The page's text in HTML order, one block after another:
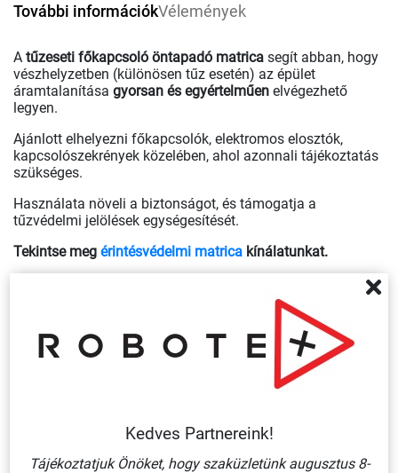
További információkVélemények
A tűzeseti főkapcsoló öntapadó matrica segít abban, hogy
vészhelyzetben (különösen tűz esetén) az épület
áramtalanítása gyorsan és egyértelműen elvégezhető
legyen.
Ajánlott elhelyezni főkapcsolók, elektromos elosztók,
kapcsolószekrények közelében, ahol azonnali tájékoztatás
szükséges.
Használata növeli a biztonságot, és támogatja a
tűzvédelmi jelölések egységesítését.
Tekintse meg érintésvédelmi matrica kínálatunkat.
Egyedi elképzelés vagy nagyobb mennyiségű igény esetén
Kedves Partnereink!
Tájékoztatjuk Önöket, hogy szaküzletünk augusztus 8-